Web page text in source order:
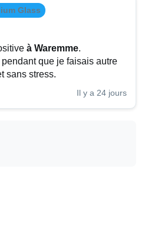
Glass
à Waremme.
que je faisais autre
sans stress.
Il y a 24 jours